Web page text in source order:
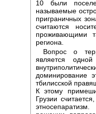
10 были
называемые
приграничных
считаются
проживающими
региона.
Вопрос о
является
доминирование
тбилисской
К этому
Грузии